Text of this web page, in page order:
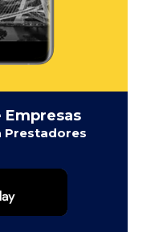
Empresas
Prestadores